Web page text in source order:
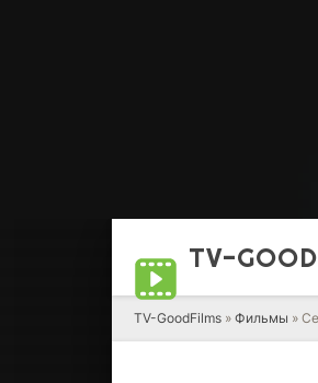
TV-GOOD
TV-GoodFilms » Фильмы »